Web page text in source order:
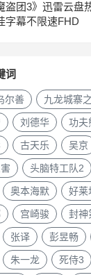
盗团3》迅雷云盘
字幕不限速FHD
词
尔善 九龙城寨
刘德华 功夫
古天乐 吴京
头脑特工队2
奥本海默 好莱
宫崎骏 封神
张译 彭昱畅
朱一龙 死侍3